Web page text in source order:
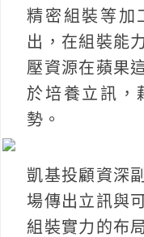
精密組裝等加
出，在組裝能
壓資源在蘋果
於培養立訊，
勢。
凱基投顧資深
場傳出立訊與
組裝實力的布